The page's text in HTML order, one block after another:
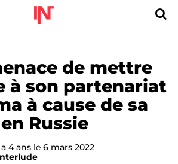
de mettre
à son partenariat
à cause de sa
Russie
4 ans le 6 mars 2022